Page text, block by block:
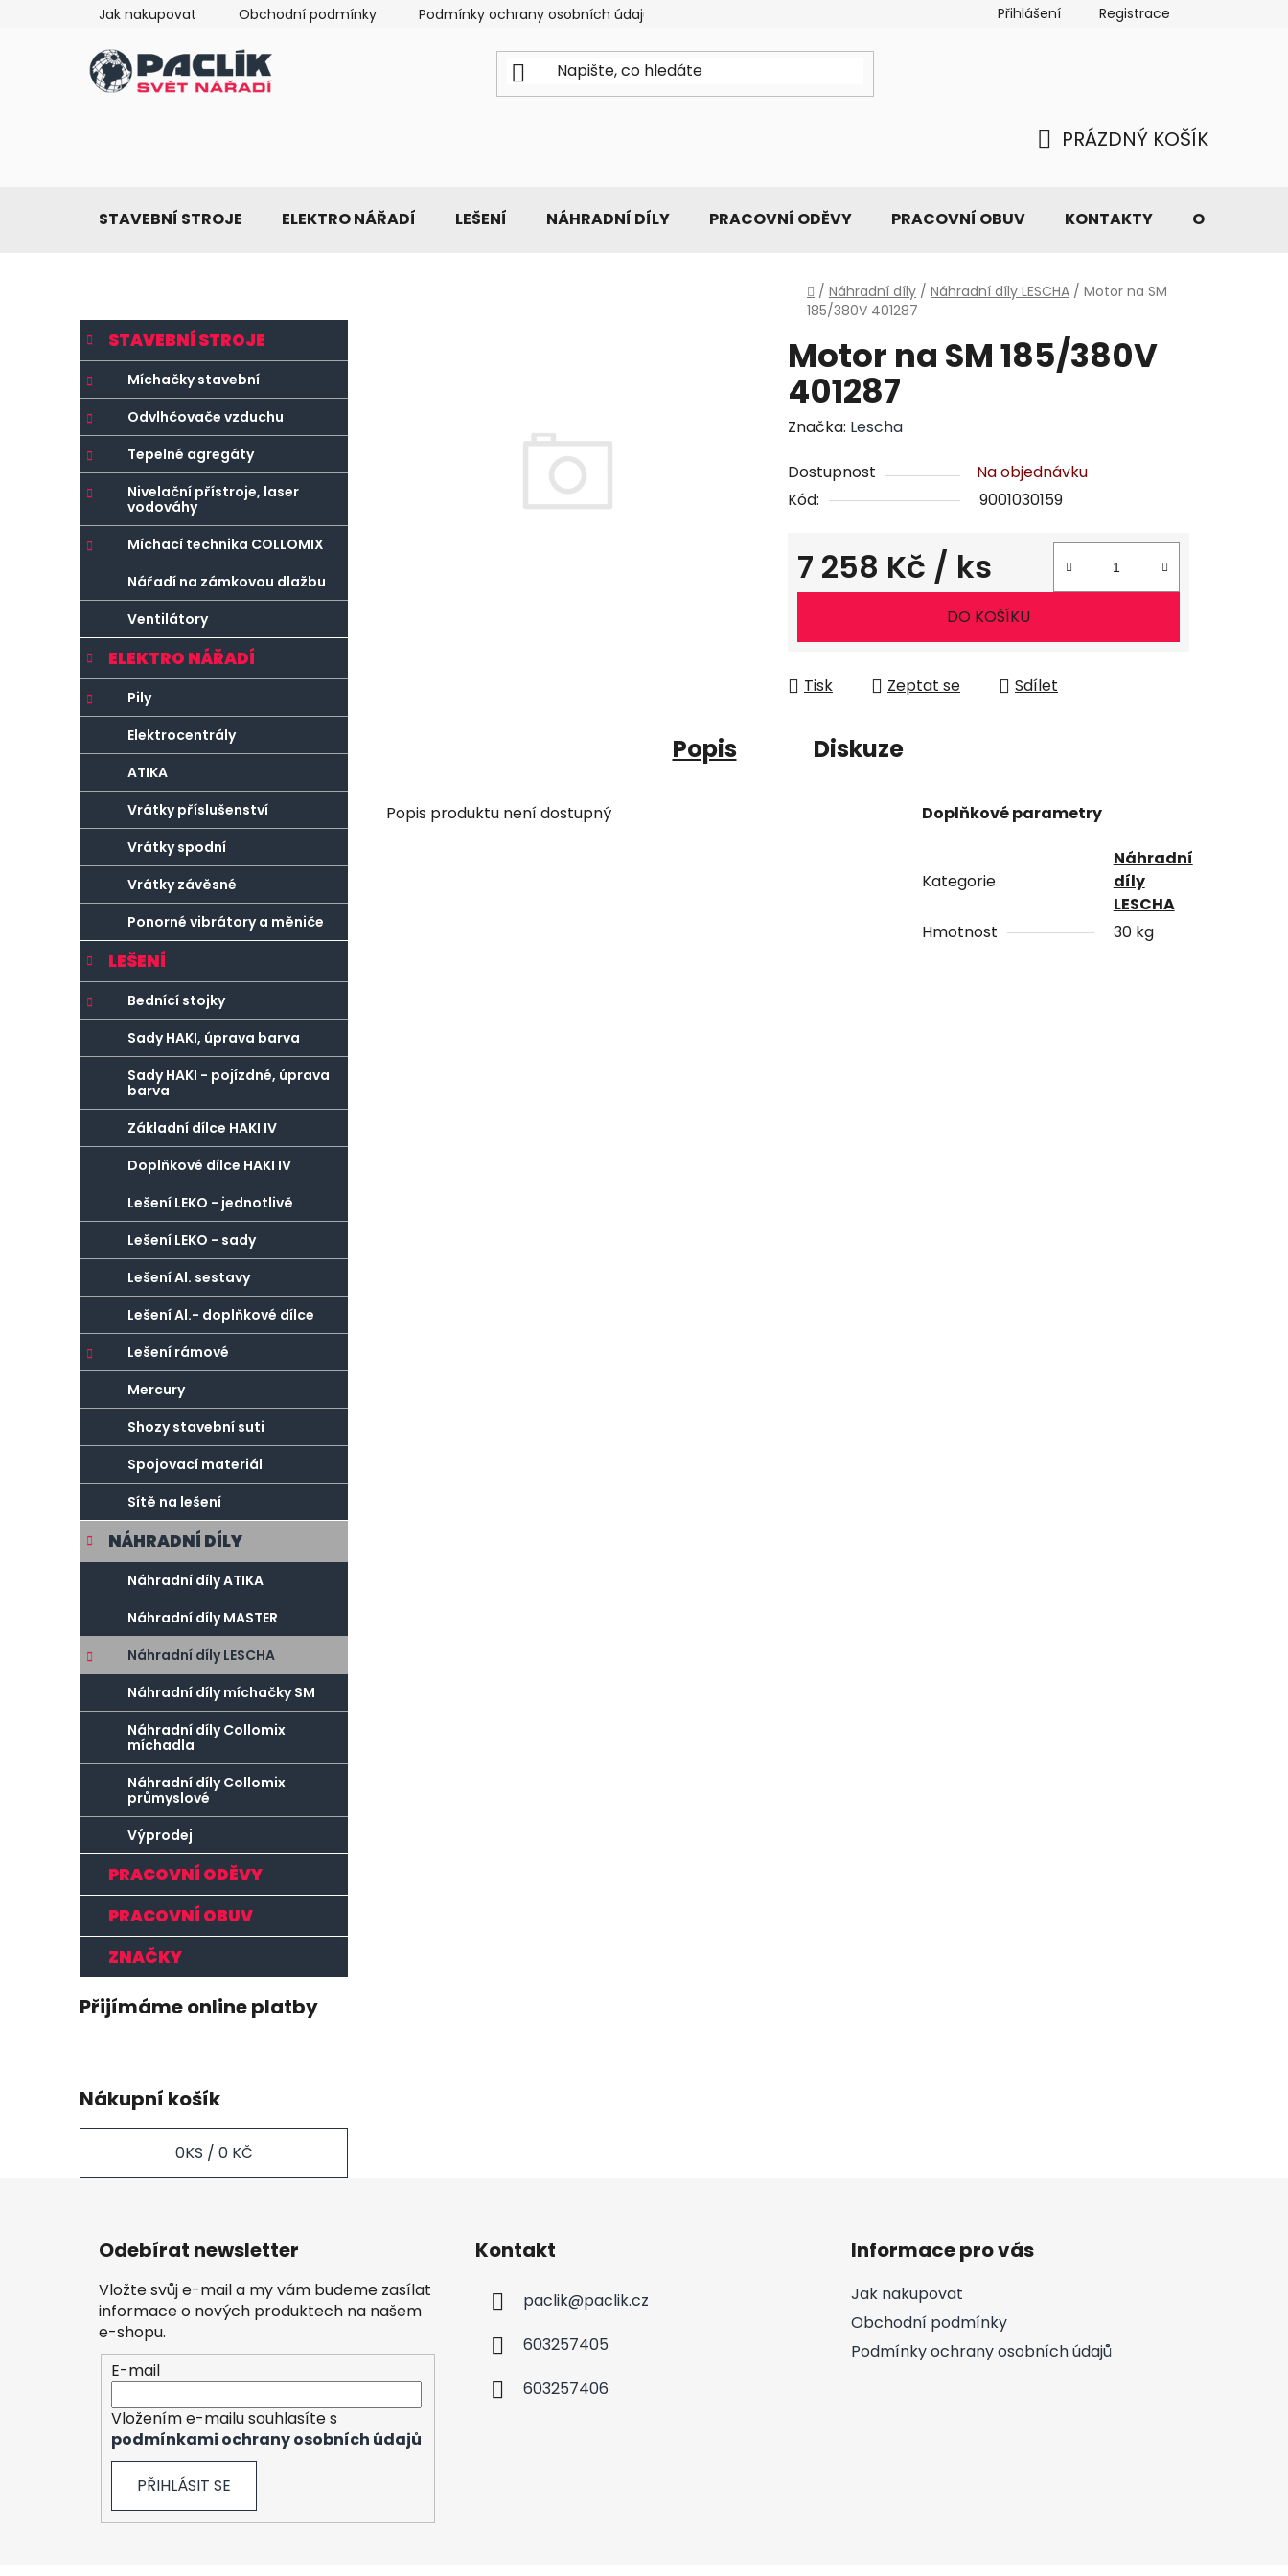
Jak nakupovat Obchodní podmínky Podmínky ochrany osobních údajů Přihlášení Registrace
KOŠÍK
PRÁZDNÝ KOŠÍK
STAVEBNÍ STROJE ELEKTRO NÁŘADÍ LEŠENÍ NÁHRADNÍ DÍLY PRACOVNÍ ODĚVY PRACOVNÍ OBUV KONTAKTY O NÁS
Domů
/ Náhradní díly / Náhradní díly LESCHA / Motor na SM
185/380V 401287
P
o
s
t
r
a
n
n
í
p
n
e
Přeskočit
kategorie
K
a
e
g
o
i
e
STAVEBNÍ STROJE
Míchačky stavební
Odvlhčovače vzduchu
Tepelné agregáty
Nivelační přístroje, laser
vodováhy
Míchací technika COLLOMIX
Nářadí na zámkovou dlažbu
Ventilátory
ELEKTRO NÁŘADÍ
Pily
Elektrocentrály
ATIKA
Vrátky příslušenství
Vrátky spodní
Vrátky závěsné
Ponorné vibrátory a měniče
LEŠENÍ
Bednící stojky
Sady HAKI, úprava barva
Sady HAKI - pojízdné, úprava
barva
Základní dílce HAKI IV
Doplňkové dílce HAKI IV
Lešení LEKO - jednotlivě
Lešení LEKO - sady
Lešení Al. sestavy
Lešení Al.- doplňkové dílce
Lešení rámové
Mercury
Shozy stavební suti
Spojovací materiál
Sítě na lešení
NÁHRADNÍ DÍLY
Náhradní díly ATIKA
Náhradní díly MASTER
Náhradní díly LESCHA
Náhradní díly míchačky SM
Náhradní díly Collomix
míchadla
Náhradní díly Collomix
průmyslové
Výprodej
PRACOVNÍ ODĚVY
PRACOVNÍ OBUV
ZNAČKY
Přijímáme online platby
Nákupní košík
0KS / 0 KČ
Motor na SM 185/380V
401287
Značka: Lescha
Dostupnost
Na objednávku
Kód:
9001030159
7 258 Kč / ks
Měrná cena:
DO KOŠÍKU
Tisk Zeptat se Sdílet
Popis Diskuze
Popis produktu není dostupný Doplňkové parametry
Kategorie
Náhradní
díly
LESCHA
Hmotnost
30 kg
Odebírat newsletter
Vložte svůj e-mail a my vám budeme zasílat
informace o nových produktech na našem
e-shopu.
E-mail
Vložením e-mailu souhlasíte s
podmínkami ochrany osobních údajů
PŘIHLÁSIT SE
Kontakt
paclik@paclik.cz
603257405
603257406
Informace pro vás
Jak nakupovat
Obchodní podmínky
Podmínky ochrany osobních údajů